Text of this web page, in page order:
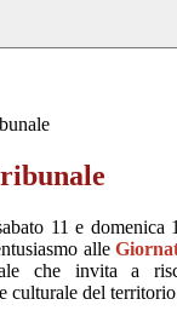
11 e
alle
che invita a
culturale del